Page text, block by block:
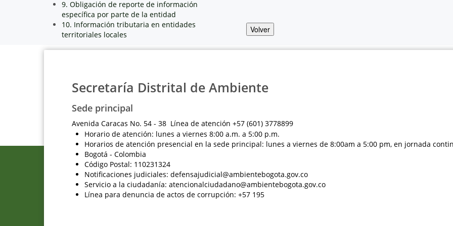
9. Obligación de reporte de información
específica por parte de la entidad
10. Información tributaria en entidades
territoriales locales
Volver
Secretaría Distrital de Ambiente
Sede principal
Avenida Caracas No. 54 - 38 Línea de atención +57 (601) 3778899
Horario de atención: lunes a viernes 8:00 a.m. a 5:00 p.m.
Horarios de atención presencial en la sede principal: lunes a viernes de 8:00am a 5:00 pm, en jornada
Bogotá - Colombia
Código Postal: 110231324
Notificaciones judiciales: defensajudicial@ambientebogota.gov.co
Servicio a la ciudadanía: atencionalciudadano@ambientebogota.gov.co
Línea para denuncia de actos de corrupción: +57 195